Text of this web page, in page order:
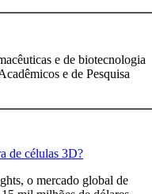
e de biotecnologia
e de Pesquisa
de células 3D?
o mercado global de